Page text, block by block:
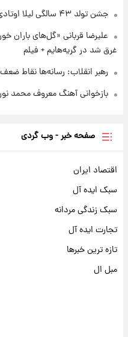
جشن تولد ۴۳ سالگی لیلا اوتادی با یک سورپرایز ویژه + فیلم
علیرضا قربانی «گل‌های باران
غرق شد در گریه‌هایم + فیلم
رهبر انقلاب: رسانه‌ها نقاط ضعف
بازخوانی آهنگ معروف محمد
صفحه خبر - وب گردی
اقتصاد ایران
سبک ایده آل
سبک زندگی مردانه
تجارت ایده آل
تازه ترین خبرها
مبل ال